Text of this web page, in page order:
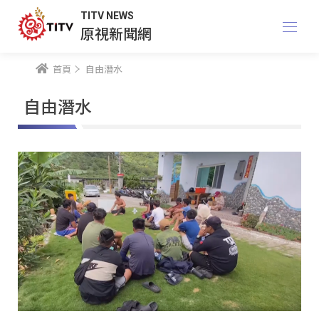
TITV NEWS
原視新聞網
首頁 自由潛水
自由潛水